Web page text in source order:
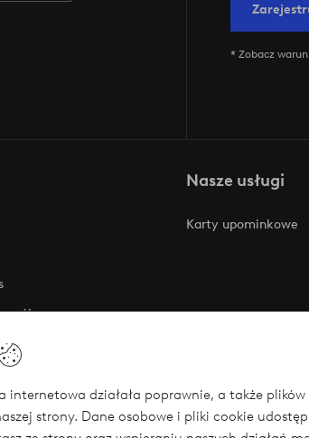
działała poprawnie, a także
strony. Dane osobowe i pliki cookie
* Zobacz
Nasze usługi
Karty upominkowe